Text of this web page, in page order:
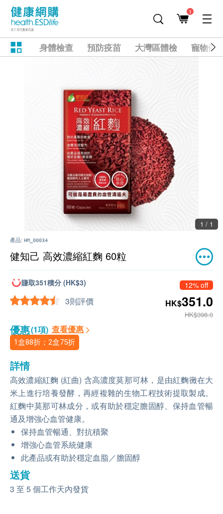
1
身體檢查 預防疫苗 大灣區體檢 寵物健
1 / 1
產品: HM_00034
健知己 高效濃縮紅麴 60粒
賺取351積分 (HK$3)
3則評價
12% off
HK$351.0
HK$398.0
優惠(1項) 查看優惠
1盒88折；2盒75折
詳情
高效濃縮紅麴 (紅曲) 含高濃度莫那可林，是由紅麴黴在大
米上進行培養發酵，再經複雜的生物工程技術提取製成。
紅麴中莫那可林成分，或有助於穩定膽固醇、保持血管暢
通及增強心血管健康。
保持血管暢通、對抗積聚
增強心血管系統健康
此產品或有助於穩定血脂／膽固醇
送貨
3 至 5 個工作天內發貨